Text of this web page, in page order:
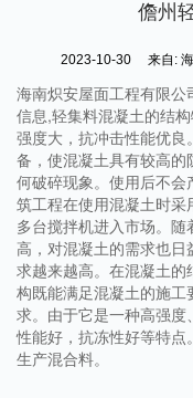
儋州
2023-10-30 来自:
海南炽安屋面工程有限公
信息,轻集料混凝土的结
强度大，抗冲击性能优
备，使混凝土具有较高
何破碎现象。使用后不
筑工程在使用混凝土时
多台搅拌机进入市场。
高，对混凝土的需求也
求越来越高。在混凝土
构既能满足混凝土的施
求。由于它是一种高强
性能好，抗冻性好等特
生产混合料。